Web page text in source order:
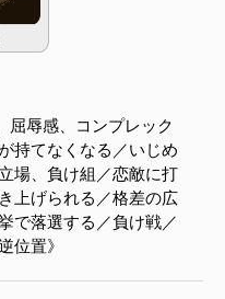
屈辱感、コンプレック
持てなくなる／いじめ
場、負け組／恋敵に打
上げられる／格差の広
で落選する／負け戦／
位置》